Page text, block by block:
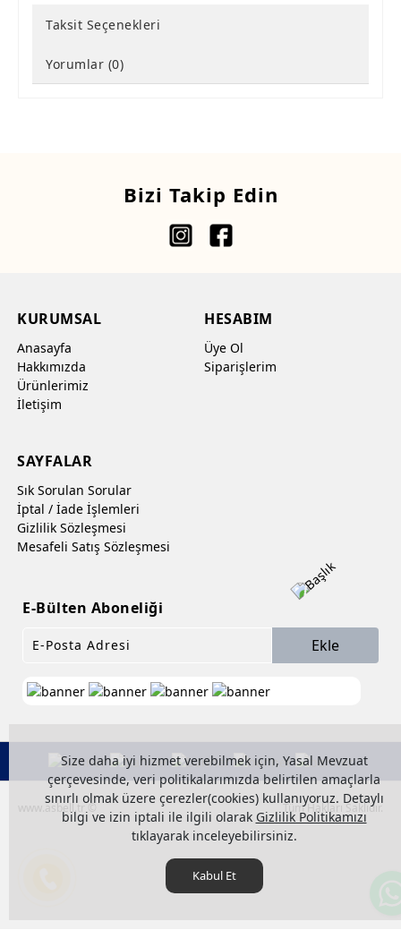
Taksit Seçenekleri
Yorumlar (0)
Size daha iyi hizmet verebilmek için, Yasal Mevzuat
çerçevesinde, veri politikalarımızda belirtilen amaçlarla
sınırlı olmak üzere çerezler(cookies) kullanıyoruz. Detaylı
bilgi ve izin iptali ile ilgili olarak Gizlilik Politikamızı
tıklayarak inceleyebilirsiniz.
Kabul Et
Bizi Takip Edin
KURUMSAL
Anasayfa
Hakkımızda
Ürünlerimiz
İletişim
HESABIM
Üye Ol
Siparişlerim
SAYFALAR
Sık Sorulan Sorular
İptal / İade İşlemleri
Gizlilik Sözleşmesi
Mesafeli Satış Sözleşmesi
E-Bülten Aboneliği
Ekle
www.asbell.tr © Tüm Hakları Saklıdır.